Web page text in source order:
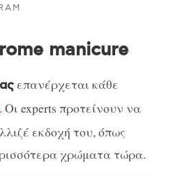
manicure
επανέρχεται κάθε
. Οι experts προτείνουν να
εκδοχή του, όπως
χρώματα τώρα.